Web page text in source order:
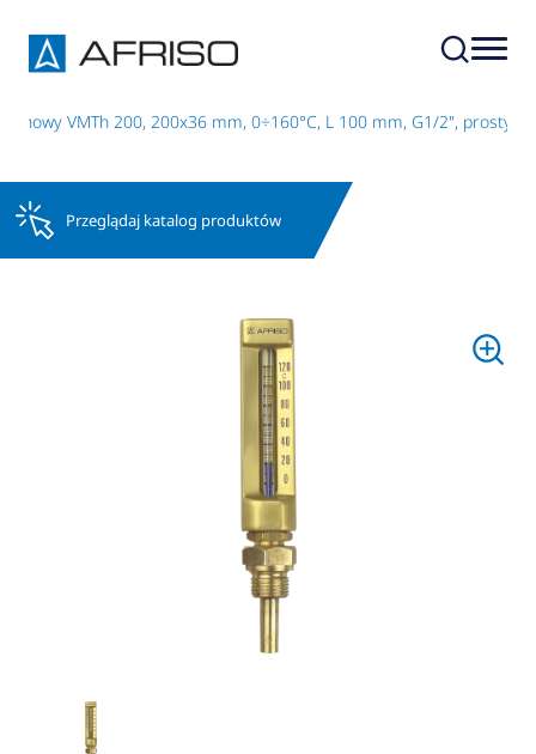
VMTh 200, 200x36 mm, 0÷160°C, L 100 mm, G1/2", prosty
Przeglądaj katalog produktów